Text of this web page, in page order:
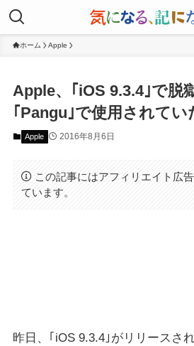
ホーム Apple
Apple、｢iOS 9.3.4｣で脱
｢Pangu｣で使用されてい
Apple 2016年8月6日
この記事にはアフィリエイト広
ています。
昨日、｢iOS 9.3.4｣がリリースさ